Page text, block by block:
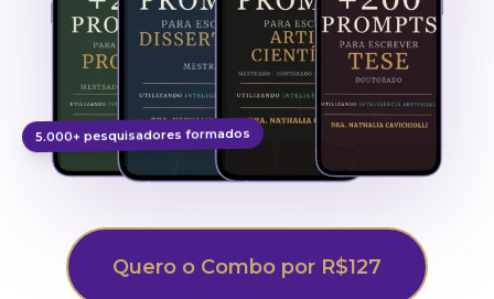
5.000+ pesquisadores formados
Quero o Combo por R$127